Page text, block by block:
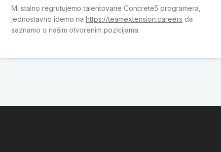
Mi stalno regrutujemo talentovane Concrete5 programera,
jednostavno idemo na https://teamextension.careers da
saznamo o našim otvorenim pozicijama.